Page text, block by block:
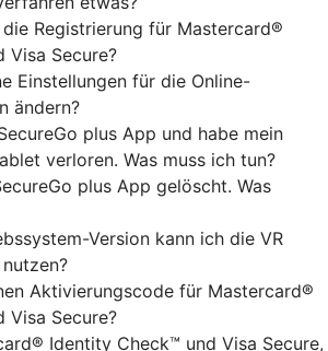
Registrierung für Mastercard®
Visa Secure?
Einstellungen für die Online-
ändern?
plus App und habe mein
verloren. Was muss ich tun?
plus App gelöscht. Was
Version kann ich die VR
Aktivierungscode für Mastercard®
Visa Secure?
Identity Check™ und Visa Secure,